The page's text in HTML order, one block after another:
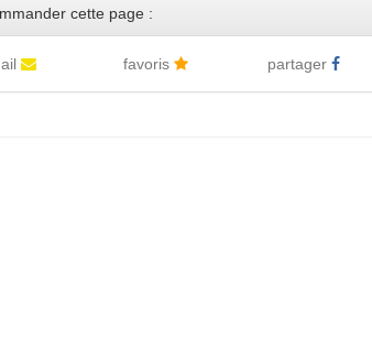
cette page :
favoris partager